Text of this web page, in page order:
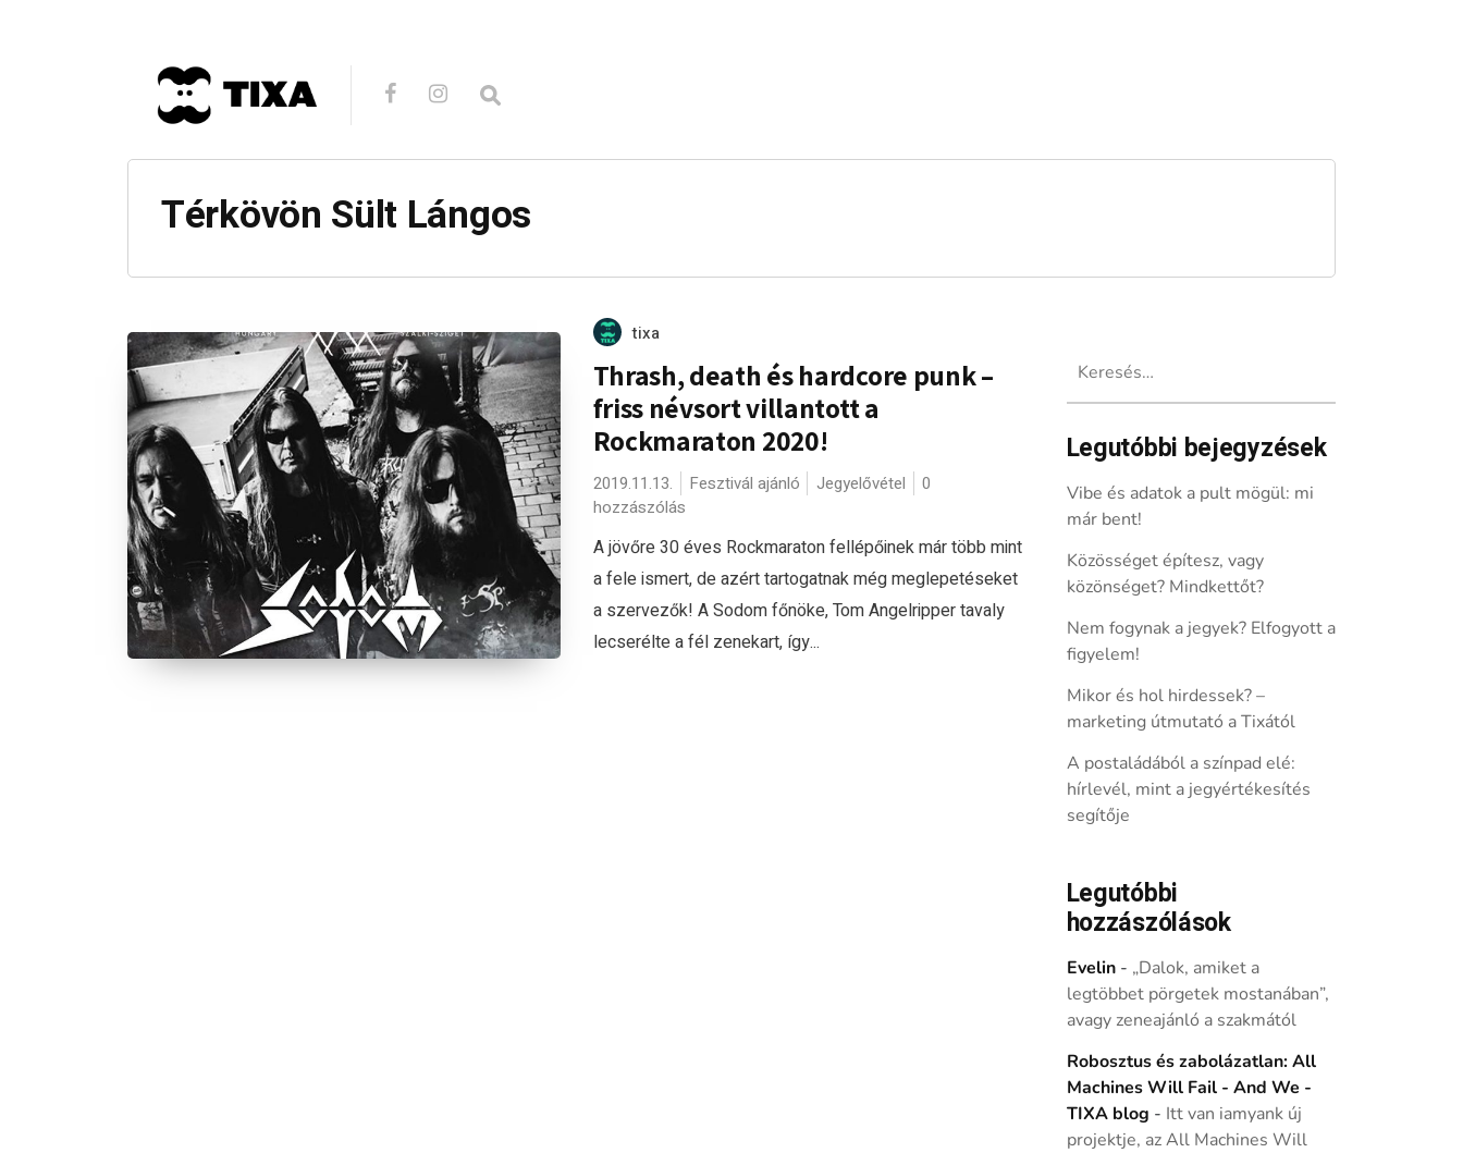
Térkövön Sült Lángos
tixa
Thrash, death és hardcore punk –
friss névsort villantott a
Rockmaraton 2020!
2019.11.13. Fesztivál ajánló Jegyelővétel
0
hozzászólás
A jövőre 30 éves Rockmaraton fellépőinek már több mint
a fele ismert, de azért tartogatnak még meglepetéseket
a szervezők! A Sodom főnöke, Tom Angelripper tavaly
lecserélte a fél zenekart, így...
Legutóbbi bejegyzések
Vibe és adatok a pult mögül: mi
már bent!
Közösséget építesz, vagy
közönséget? Mindkettőt?
Nem fogynak a jegyek? Elfogyott a
figyelem!
Mikor és hol hirdessek? –
marketing útmutató a Tixától
A postaládából a színpad elé:
hírlevél, mint a jegyértékesítés
segítője
Legutóbbi
hozzászólások
Evelin- „Dalok, amiket a
legtöbbet pörgetek mostanában”,
avagy zeneajánló a szakmától
Robosztus és zabolázatlan: All
Machines Will Fail - And We -
TIXA blog - Itt van iamyank új
projektje, az All Machines Will